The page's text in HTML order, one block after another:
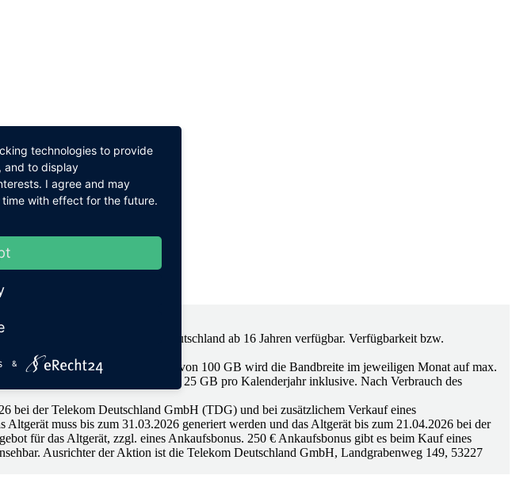
voraus. Galaxy AI ist in Deutschland ab 16 Jahren verfügbar. Verfügbarkeit bzw.
Ab einem Datenvolumen von 100 GB wird die Bandbreite im jeweiligen Monat auf max.
Jahresvolumen in Höhe von 25 GB pro Kalenderjahr inklusive. Nach Verbrauch des
bei der Telekom Deutschland GmbH (TDG) und bei zusätzlichem Verkauf eines
muss bis zum 31.03.2026 generiert werden und das Altgerät bis zum 21.04.2026 bei der
für das Altgerät, zzgl. eines Ankaufsbonus. 250 € Ankaufsbonus gibt es beim Kauf eines
Ausrichter der Aktion ist die Telekom Deutschland GmbH, Landgrabenweg 149, 53227
technologies to provide
and to display
I agree and may
with effect for the future.
&